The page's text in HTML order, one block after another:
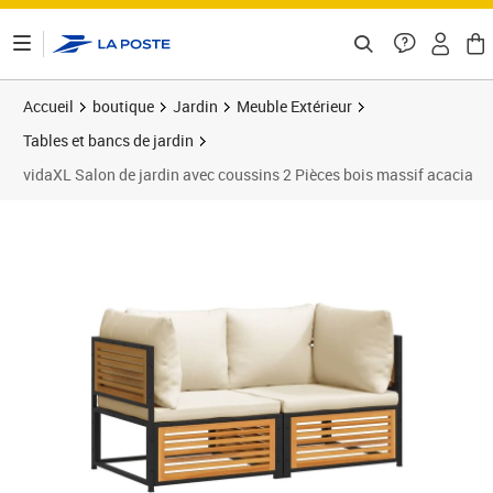
Accueil boutique Jardin
Meuble Extérieur
Tables et bancs de jardin
vidaXL Salon de jardin avec coussins 2 Pièces bois massif acacia